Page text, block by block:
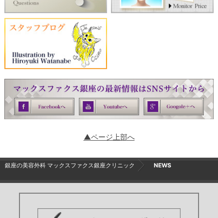
▲ページ上部へ
銀座の美容外科 マックスファクス銀座クリニック NEWS